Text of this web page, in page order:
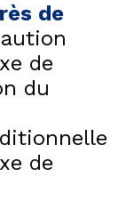
de
de
du
de